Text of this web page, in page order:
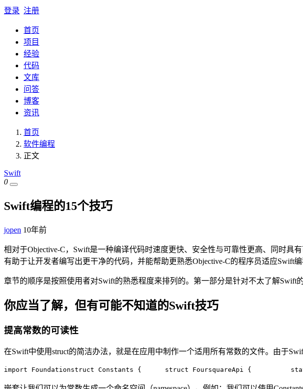
登录 注册
首页
项目
经验
代码
文库
问答
博客
资讯
首页
软件编程
正文
Swift
0
Swift编程的15个技巧
jopen 10年前
相对于Objective-C，Swift是一种编译代码时速度更快、安全性与可靠性更高、同时
有助于让开发者编写出更干净的代码，并能帮助更熟悉Objective-C的程序员适应Swift
章节的顺序是按照使用者对Swift的熟悉程度来排列的。第一部分是针对不太了解Swift
你应当了解，但有可能不知道的Swift技巧
提高常数的可读性
在Swift中使用struct的简洁办法，就是在应用中制作一个适用所有常数的文件。由于
import Foundationstruct Constants { struct FoursquareApi {